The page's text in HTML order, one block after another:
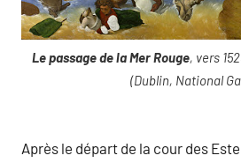
Le passage de la Mer Rouge, vers
(Dublin, National
Après le départ de la cour des